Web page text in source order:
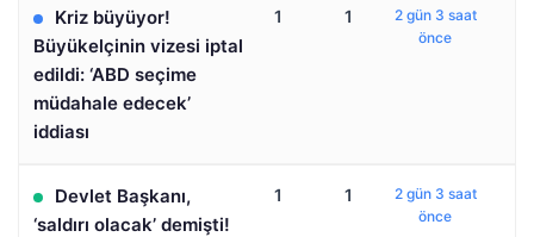
Kriz büyüyor!
Büyükelçinin vizesi iptal
edildi: ‘ABD seçime
müdahale edecek’
iddiası
1 1
2 gün 3 saat
önce
Devlet Başkanı,
‘saldırı olacak’ demişti!
1 1
2 gün 3 saat
önce